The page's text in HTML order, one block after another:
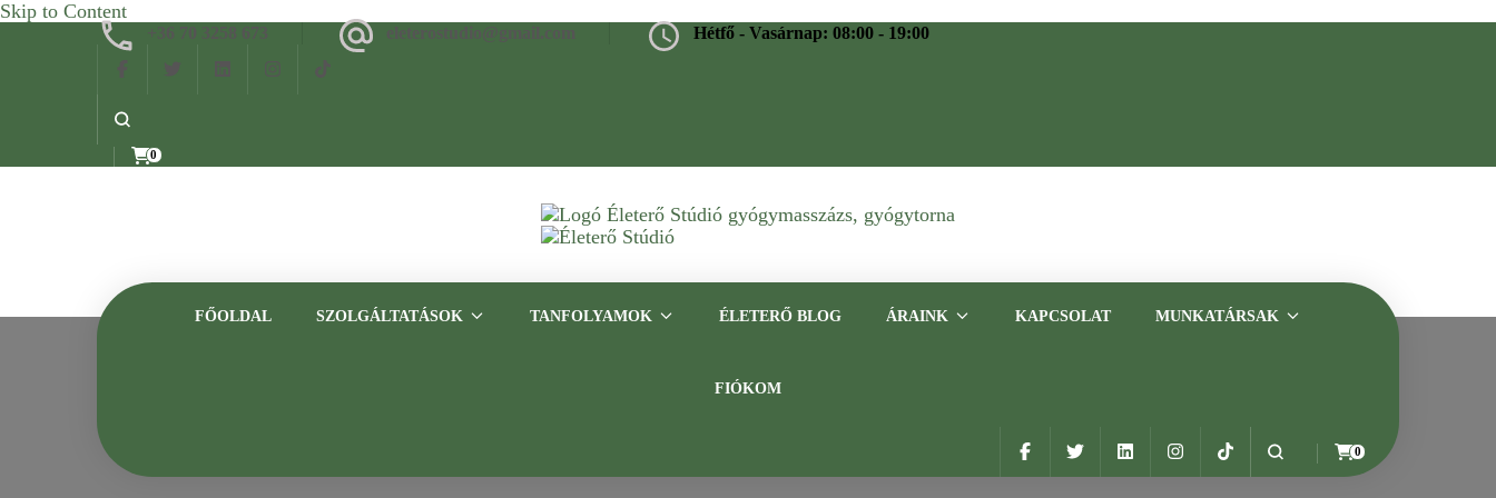
Skip to Content
Hétfő - Vasárnap: 08:00 - 19:00
0
Életerő Stúdió
Gyógymasszázs, gyógytorna, frissítő masszázs Budapesten – Tapasztalt szakemberrel
FŐOLDAL SZOLGÁLTATÁSOK TANFOLYAMOK ÉLETERŐ BLOG ÁRAINK KAPCSOLAT MUNKATÁRSAK
FIÓKOM
0